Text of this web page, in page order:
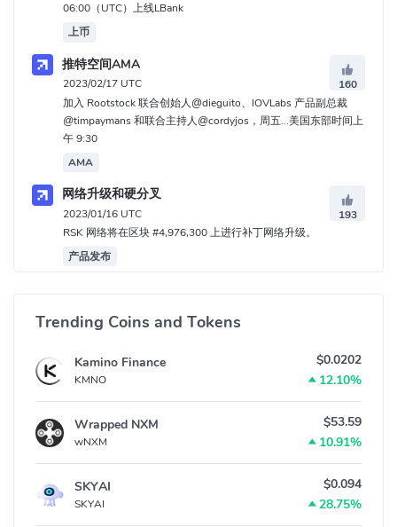
06:00（UTC）上线LBank
上币
推特空间AMA
2023/02/17 UTC
160
加入 Rootstock 联合创始人@dieguito、IOVLabs 产品副总裁
@timpaymans 和联合主持人@cordyjos，周五...美国东部时间上
午 9:30
AMA
网络升级和硬分叉
2023/01/16 UTC
193
RSK 网络将在区块 #4,976,300 上进行补丁网络升级。
产品发布
Trending Coins and Tokens
Kamino Finance
KMNO
$0.0202
12.10%
Wrapped NXM
wNXM
$53.59
10.91%
SKYAI
SKYAI
$0.094
28.75%